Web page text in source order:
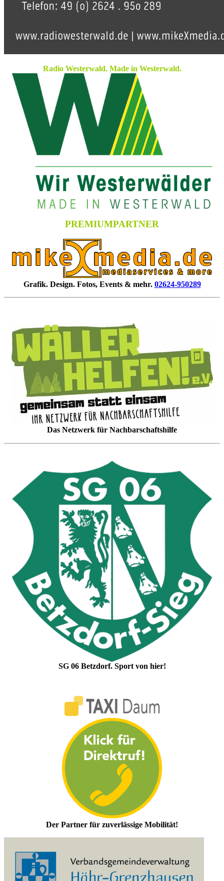
Radio Westerwald. Made in Westerwald.
PREMIUMPARTNER
Grafik. Design. Fotos, Events & mehr. 02624-950289
Das Netzwerk für Nachbarschaftshilfe
SG 06 Betzdorf. Sport von hier!
Der Partner für zuverlässige Mobilität!